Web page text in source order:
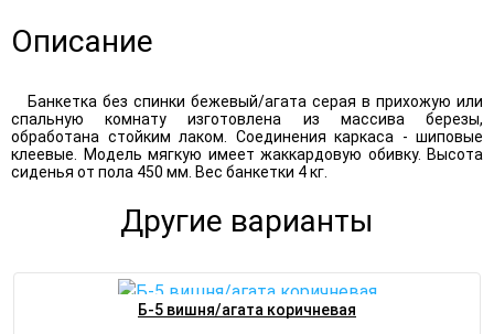
Описание
Банкетка без спинки бежевый/агата серая в прихожую или
спальную комнату изготовлена из массива березы,
обработана стойким лаком. Соединения каркаса - шиповые
клеевые. Модель мягкую имеет жаккардовую обивку. Высота
сиденья от пола 450 мм. Вес банкетки 4 кг.
Другие варианты
Б-5 вишня/агата коричневая